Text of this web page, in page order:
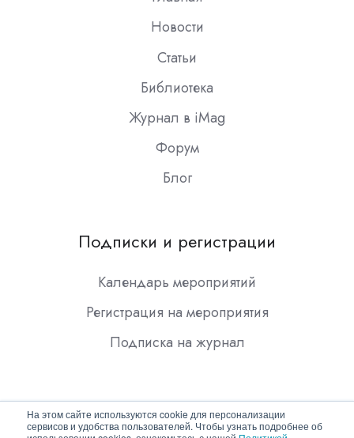
На этом сайте используются cookie для персонализации
сервисов и удобства пользователей. Чтобы узнать подробнее об
Новости
Статьи
Библиотека
Журнал в iMag
Форум
Блог
Подписки и регистрации
Календарь мероприятий
Регистрация на мероприятия
Подписка на журнал